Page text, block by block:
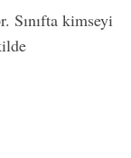
Sınıfta kimseyi